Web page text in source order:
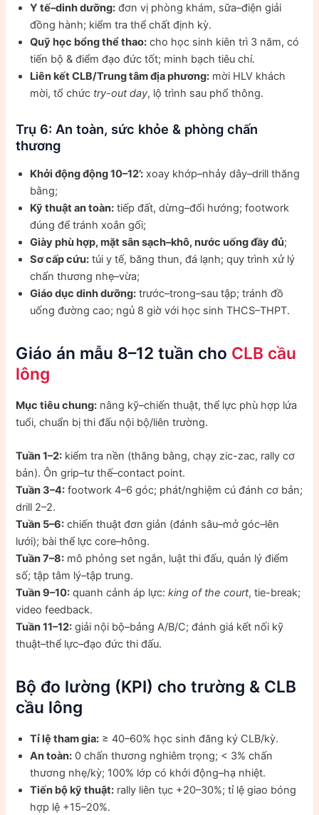
Y tế–dinh dưỡng: đơn vị phòng khám, sữa–điện giải
đồng hành; kiểm tra thể chất định kỳ.
Quỹ học bổng thể thao: cho học sinh kiên trì 3 năm, có
tiến bộ & điểm đạo đức tốt; minh bạch tiêu chí.
Liên kết CLB/Trung tâm địa phương: mời HLV khách
mời, tổ chức try-out day, lộ trình sau phổ thông.
Trụ 6: An toàn, sức khỏe & phòng chấn
thương
Khởi động động 10–12’: xoay khớp–nhảy dây–drill thăng
bằng;
Kỹ thuật an toàn: tiếp đất, dừng–đổi hướng; footwork
đúng để tránh xoắn gối;
Giày phù hợp, mặt sân sạch–khô, nước uống đầy đủ;
Sơ cấp cứu: túi y tế, băng thun, đá lạnh; quy trình xử lý
chấn thương nhẹ–vừa;
Giáo dục dinh dưỡng: trước–trong–sau tập; tránh đồ
uống đường cao; ngủ 8 giờ với học sinh THCS–THPT.
Giáo án mẫu 8–12 tuần cho CLB cầu
lông
Mục tiêu chung: nâng kỹ–chiến thuật, thể lực phù hợp lứa
tuổi, chuẩn bị thi đấu nội bộ/liên trường.
Tuần 1–2: kiểm tra nền (thăng bằng, chạy zic-zac, rally cơ
bản). Ôn grip–tư thế–contact point.
Tuần 3–4: footwork 4–6 góc; phát/nghiệm cú đánh cơ bản;
drill 2–2.
Tuần 5–6: chiến thuật đơn giản (đánh sâu–mở góc–lên
lưới); bài thể lực core–hông.
Tuần 7–8: mô phỏng set ngắn, luật thi đấu, quản lý điểm
số; tập tâm lý–tập trung.
Tuần 9–10: quanh cảnh áp lực:king of the court, tie-break;
video feedback.
Tuần 11–12: giải nội bộ–bảng A/B/C; đánh giá kết nối kỹ
thuật–thể lực–đạo đức thi đấu.
Bộ đo lường (KPI) cho trường & CLB
cầu lông
Tỉ lệ tham gia: ≥ 40–60% học sinh đăng ký CLB/kỳ.
An toàn: 0 chấn thương nghiêm trọng; < 3% chấn
thương nhẹ/kỳ; 100% lớp có khởi động–hạ nhiệt.
Tiến bộ kỹ thuật: rally liên tục +20–30%; tỉ lệ giao bóng
hợp lệ +15–20%.